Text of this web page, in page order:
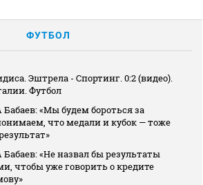
ФУТБОЛ
Эштрела - Спортинг. 0:2 (видео).
Футбол
«Мы будем бороться за
что медали и кубок — тоже
«Не назвал бы результаты
чтобы уже говорить о кредите